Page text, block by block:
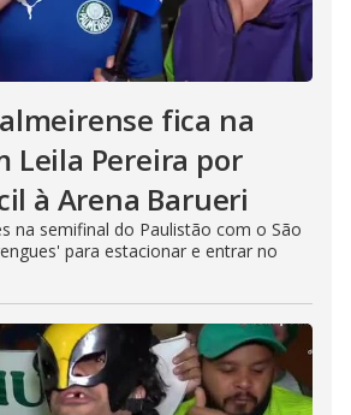
fica na
Leila Pereira por
à Arena Barueri
na semifinal do Paulistão com o São
para estacionar e entrar no